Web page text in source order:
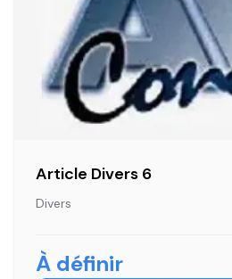
Article Divers 6
Divers
À définir